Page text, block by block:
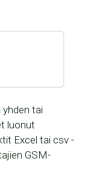
yhden tai
luonut
Excel tai csv -
GSM-